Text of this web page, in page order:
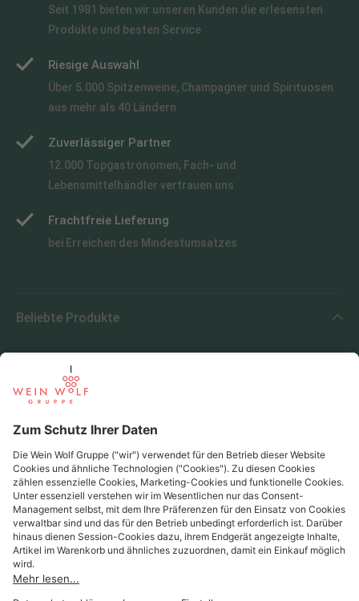
Seit 1981 bieten wir unseren Kunden die erlesensten
Produkte und besten Service
Riesige Auswahl
Über 5.000 Spitzenweine, Champagner und Spirituosen
aus mehr als 40 Ländern
Zuverlässiger Partner
12.000 Topgastronomen, Fach- und
Lebensmittelhändler vertrauen uns
Frachtfreie Lieferung
bei Erreichen des Mindestumsatzes
Beliebte Produkte
Beliebte Regionen
Beliebte Produzenten
Wein Wolf
Wein Wolf GmbH